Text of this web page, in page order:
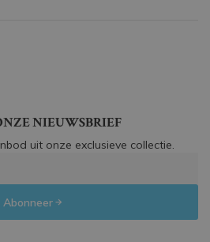
NIEUWSBRIEF
uit onze exclusieve collectie.
Abonneer